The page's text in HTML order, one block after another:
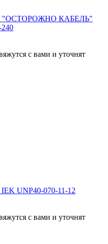
"ОСТОРОЖНО КАБЕЛЬ"
с вами и уточнят
UNP40-070-11-12
с вами и уточнят